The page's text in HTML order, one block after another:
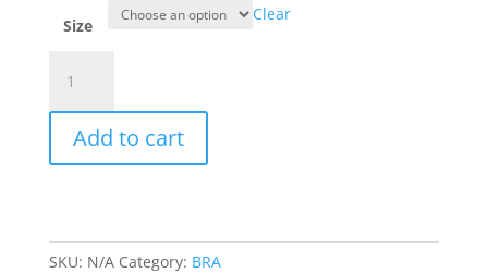
Size
Clear
Monalisa
Torso
Big
3
Tanpa
Add to cart
SKU: N/A Category: BRA